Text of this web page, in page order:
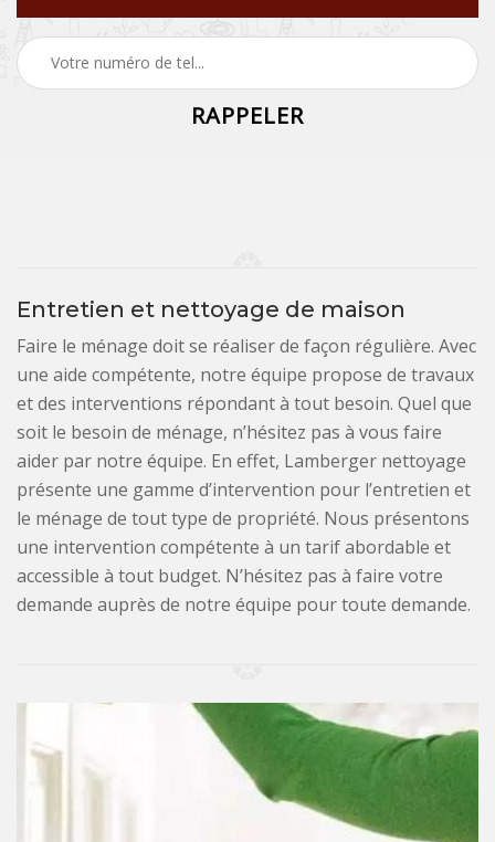
Entretien et nettoyage de maison
Faire le ménage doit se réaliser de façon régulière. Avec
une aide compétente, notre équipe propose de travaux
et des interventions répondant à tout besoin. Quel que
soit le besoin de ménage, n’hésitez pas à vous faire
aider par notre équipe. En effet, Lamberger nettoyage
présente une gamme d’intervention pour l’entretien et
le ménage de tout type de propriété. Nous présentons
une intervention compétente à un tarif abordable et
accessible à tout budget. N’hésitez pas à faire votre
demande auprès de notre équipe pour toute demande.